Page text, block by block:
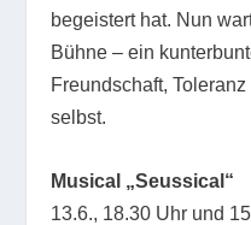
begeistert hat. Nun
Bühne – ein
Freundschaft,
selbst.
Musical „Seussical“
13.6., 18.30 Uhr und